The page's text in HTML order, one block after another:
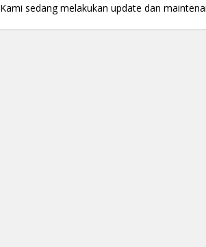
Kami sedang melakukan update dan